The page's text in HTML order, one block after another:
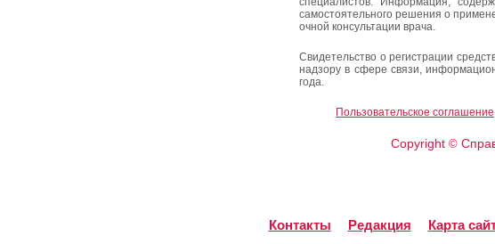
самостоятельного решения о
очной консультации врача.
Свидетельство о регистрации
надзору в сфере связи,
года.
Пользовательское соглашение
Copyright ©
Контакты Редакция Карта